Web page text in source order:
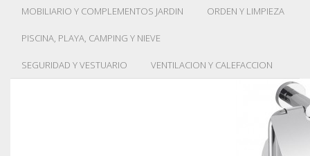
MOBILIARIO Y COMPLEMENTOS JARDIN ORDEN Y LIMPIEZA
PISCINA, PLAYA, CAMPING Y NIEVE
SEGURIDAD Y VESTUARIO VENTILACION Y CALEFACCION